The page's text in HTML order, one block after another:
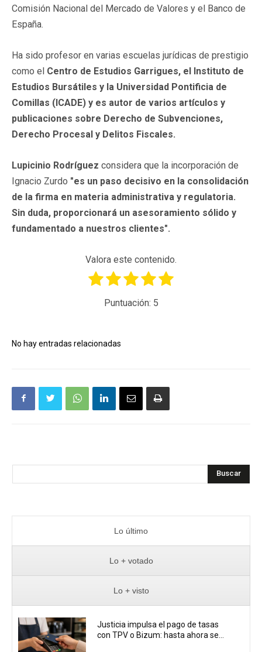
Comisión Nacional del Mercado de Valores y el Banco de
España.
Ha sido profesor en varias escuelas jurídicas de prestigio
como el Centro de Estudios Garrigues, el Instituto de
Estudios Bursátiles y la Universidad Pontificia de
Comillas (ICADE) y es autor de varios artículos y
publicaciones sobre Derecho de Subvenciones,
Derecho Procesal y Delitos Fiscales.
Lupicinio Rodríguez considera que la incorporación de
Ignacio Zurdo "es un paso decisivo en la consolidación
de la firma en materia administrativa y regulatoria.
Sin duda, proporcionará un asesoramiento sólido y
fundamentado a nuestros clientes".
Valora este contenido.
Puntuación: 5
No hay entradas relacionadas
Buscar
Lo último
Lo + votado
Lo + visto
Justicia impulsa el pago de tasas
con TPV o Bizum: hasta ahora se...